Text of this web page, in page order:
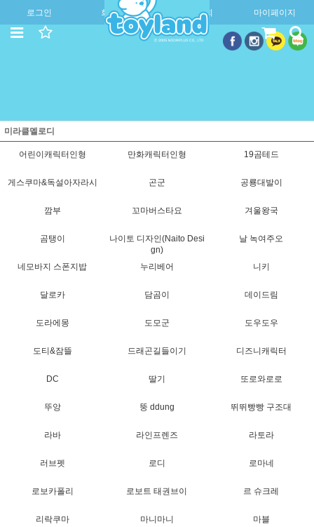
로그인 회원가입 주문조회 마이페이지
미라클멜로디
어린이캐릭터인형 만화캐릭터인형 19곰테드
게스쿠마&독설아자라시 곤군 공룡대발이
깜부 꼬마버스타요 겨울왕국
곰탱이
나이토 디자인(Naito Desi
gn)
날 녹여주오
네모바지 스폰지밥 누리베어 니키
달로카 담곰이 데이드림
도라에몽 도모군 도우도우
도티&잠뜰 드래곤길들이기 디즈니캐릭터
DC 딸기 또로와로로
뚜앙 뚱 ddung 뛰뛰빵빵 구조대
라바 라인프렌즈 라토라
러브펫 로디 로마네
로보카폴리 로보트 태권브이 르 슈크레
리락쿠마 마니마니 마블